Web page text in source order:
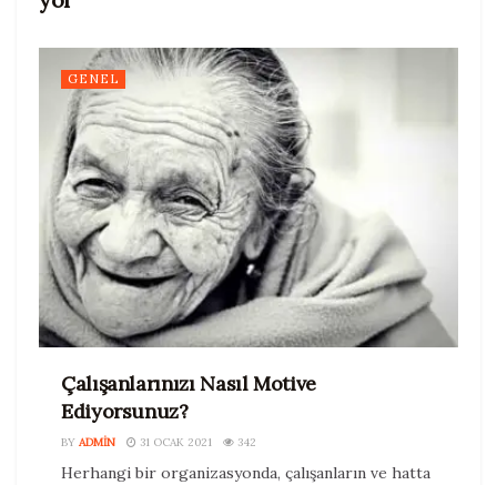
GENEL
Çalışanlarınızı Nasıl Motive
Ediyorsunuz?
BY ADMIN 31 OCAK 2021 342
Herhangi bir organizasyonda, çalışanların ve hatta